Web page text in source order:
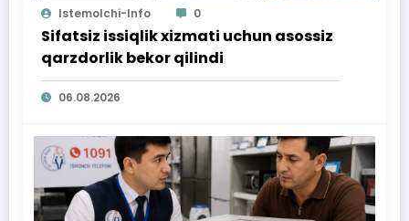
Istemolchi-Info 0
Sifatsiz issiqlik xizmati uchun asossiz
qarzdorlik bekor qilindi
06.08.2026